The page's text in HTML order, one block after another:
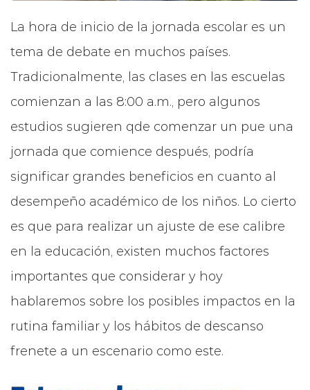
La hora de inicio de la jornada escolar es un
tema de debate en muchos países.
Tradicionalmente, las clases en las escuelas
comienzan a las 8:00 a.m., pero algunos
estudios sugieren qde comenzar un pue una
jornada que comience después, podría
significar grandes beneficios en cuanto al
desempeño académico de los niños. Lo cierto
es que para realizar un ajuste de ese calibre
en la educación, existen muchos factores
importantes que considerar y hoy
hablaremos sobre los posibles impactos en la
rutina familiar y los hábitos de descanso
frenete a un escenario como este.